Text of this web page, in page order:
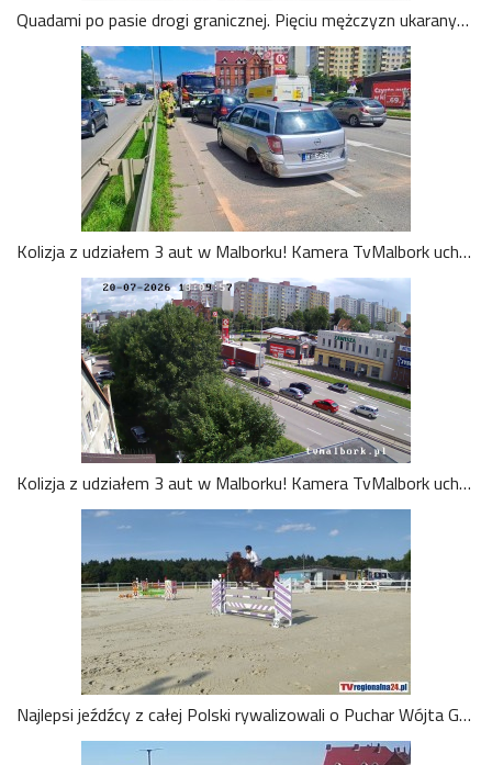
Quadami po pasie drogi granicznej. Pięciu mężczyzn ukaranych mandatami. Wideo
Kolizja z udziałem 3 aut w Malborku! Kamera TvMalbork uchwyciła moment zderzenia na Alei Rodła [WIDEO]
Kolizja z udziałem 3 aut w Malborku! Kamera TvMalbork uchwyciła moment zderzenia na Alei Rodła [WIDEO]
Najlepsi jeźdźcy z całej Polski rywalizowali o Puchar Wójta Gminy Malbork. Wideo i zdjęcia